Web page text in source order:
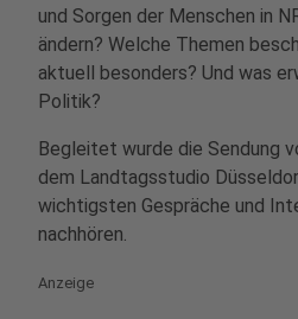
und Sorgen der Menschen in
ändern? Welche Themen
aktuell besonders? Und was
Politik?
Begleitet wurde die Sendung
dem Landtagsstudio
wichtigsten Gespräche und
nachhören.
Anzeige